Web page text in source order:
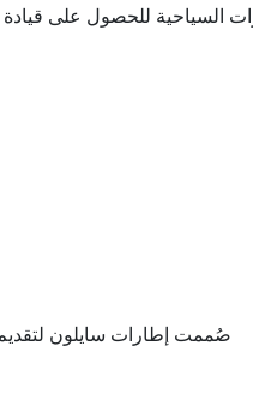
للحصول على
صُممت إطارات سايلون لتقديم